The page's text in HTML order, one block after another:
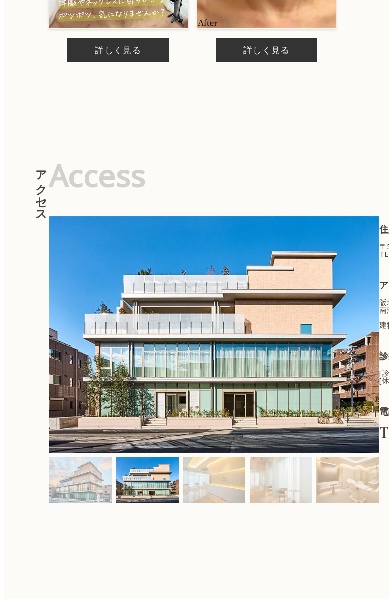
詳しく見る 詳しく見る
Access
アクセス
建
[
[